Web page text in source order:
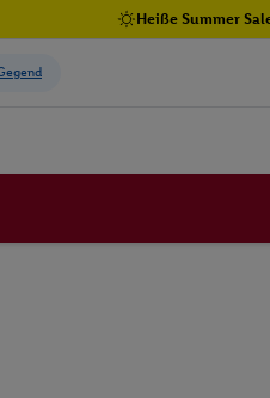
Heiße Summer